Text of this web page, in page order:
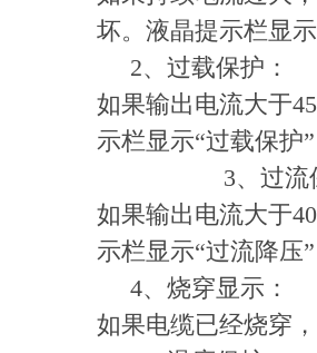
坏。液晶提示栏显
2、过载保护：
如果输出电流大于
示栏显示“过载保护
3、过流保
如果输出电流大于
示栏显示“过流降压
4、烧穿显示：
如果电缆已经烧穿